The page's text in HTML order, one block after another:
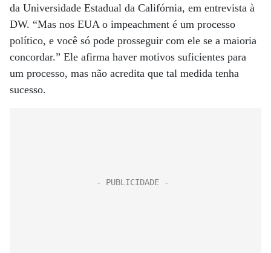
da Universidade Estadual da Califórnia, em entrevista à
DW. “Mas nos EUA o impeachment é um processo
político, e você só pode prosseguir com ele se a maioria
concordar.” Ele afirma haver motivos suficientes para
um processo, mas não acredita que tal medida tenha
sucesso.